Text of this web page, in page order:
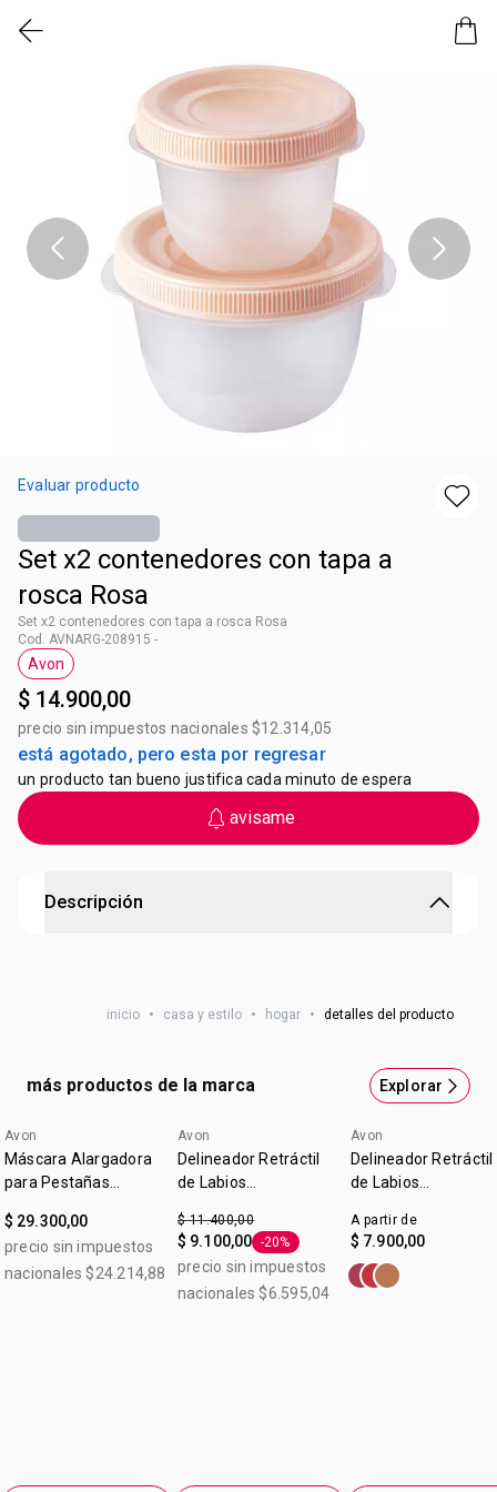
Evaluar producto
Set x2 contenedores con tapa a
rosca Rosa
Set x2 contenedores con tapa a rosca Rosa
Cod. AVNARG-208915 -
Etiqueta Avon
Avon
$ 14.900,00
precio sin impuestos nacionales $12.314,05
está agotado, pero esta por regresar
un producto tan bueno justifica cada minuto de espera
avisame
Descripción
Podés guardar uno adentro del otro. Plástico Medidas.
6,5 cm de alto x 8,5 cm de ancho. Capacidad.: 484 cc
inicio • casa y estilo • hogar • detalles del producto
más productos de la marca Explorar
Avon
Máscara Alargadora
para Pestañas
$ 29.300,00
precio sin impuestos
nacionales $24.214,88
Avon
Delineador Retráctil
de Labios
Color Malva 0,28 g
$ 11.400,00
$ 9.100,00 Etiqueta -20%
-20%
precio sin impuestos
nacionales $6.595,04
Avon
Delineador Retráctil
de Labios
Color Malva
A partir de
$ 7.900,00